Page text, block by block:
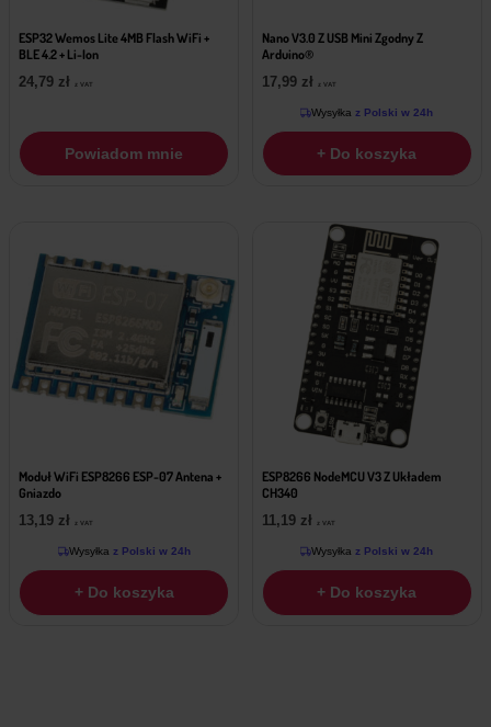
ESP32 Wemos Lite 4MB Flash WiFi +
BLE 4.2 + Li-Ion
24,79 zł z VAT
Powiadom mnie
Nano V3.0 Z USB Mini Zgodny Z
Arduino®
17,99 zł z VAT
Wysyłka z Polski w 24h
+ Do koszyka
Moduł WiFi ESP8266 ESP-07 Antena +
Gniazdo
13,19 zł z VAT
Wysyłka z Polski w 24h
+ Do koszyka
ESP8266 NodeMCU V3 Z Układem
CH340
11,19 zł z VAT
Wysyłka z Polski w 24h
+ Do koszyka